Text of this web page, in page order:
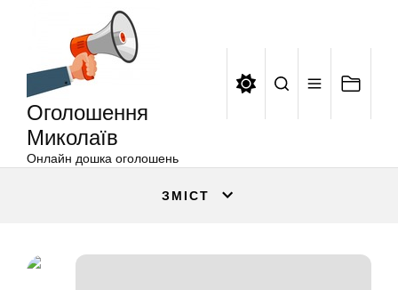
Оголошення
Миколаїв
Онлайн дошка оголошень
ЗМІСТ